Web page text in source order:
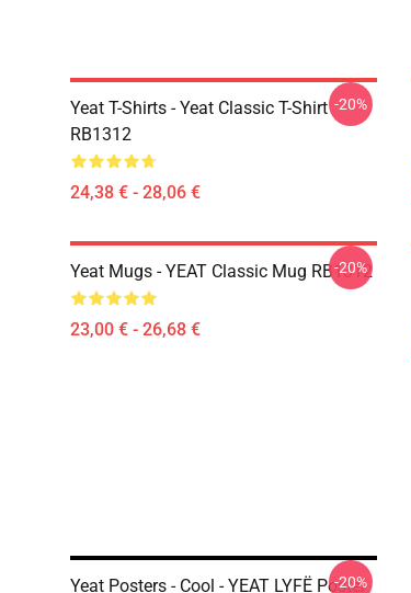
Yeat T-Shirts - Yeat Classic T-Shirt
RB1312
24,38 € - 28,06 €
-20%
Yeat Mugs - YEAT Classic Mug RB1312
23,00 € - 26,68 €
-20%
Yeat Posters - Cool - YEAT LYFË Poster
-20%